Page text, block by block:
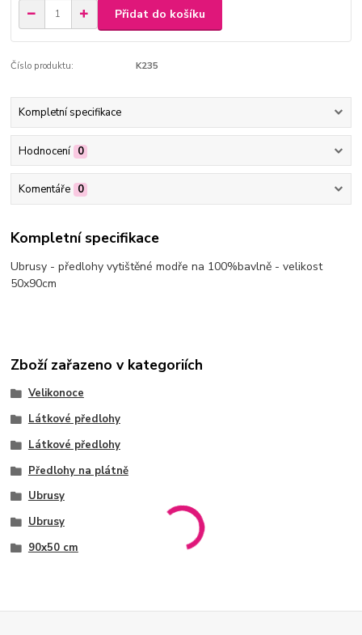
Přidat do košíku
Číslo produktu: K235
Kompletní specifikace
Hodnocení 0
Komentáře 0
Kompletní specifikace
Ubrusy - předlohy vytištěné modře na 100%bavlně - velikost
50x90cm
Zboží zařazeno v kategoriích
Velikonoce
Látkové předlohy
Látkové předlohy
Předlohy na plátně
Ubrusy
Ubrusy
90x50 cm